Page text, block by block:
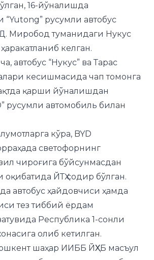
16-йўналишда
“Yutong” русумли автобус
Миробод туманидаги Нукус
келган.
автобус “Нукус” ва Тарас
кесишмасида чап томонга
қарши йўналишдан
русумли автомобиль билан
кўра, BYD
светофорнинг
чироғига бўйсунмасдан
оқибатида ЙТҲ содир бўлган.
автобус ҳайдовчиси ҳамда
тез тиббий ёрдам
Республика 1-сонли
олиб кетилган.
шаҳар ИИББ ЙҲХБ масъул